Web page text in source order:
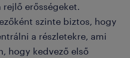
rejlő erősségeket.
szinte biztos, hogy
a részletekre, ami
hogy kedvező első